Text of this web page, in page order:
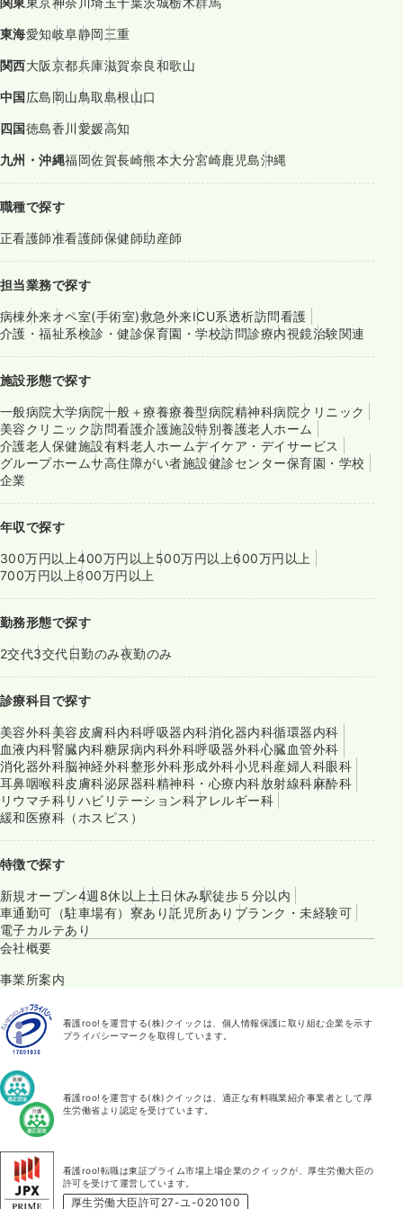
東海愛知岐阜静岡三重
関西大阪京都兵庫滋賀奈良和歌山
中国 広島 岡山鳥取島根山口
四国徳島香川 愛媛高知
九州・沖縄福岡佐賀長崎熊本大分宮崎鹿児島沖縄
職種で探す
正看護師准看護師保健師助産師
担当業務で探す
病棟外来オペ室(手術室)救急外来ICU系透析訪問看護
介護・福祉系検診・健診保育園・学校訪問診療内視鏡治験関連
施設形態で探す
一般病院大学病院一般＋療養療養型病院精神科病院クリニック
美容クリニック訪問看護介護施設特別養護老人ホーム
介護老人保健施設有料老人ホームデイケア・デイサービス
グループホームサ高住障がい者施設健診センター保育園・学校
企業
年収で探す
300万円以上400万円以上500万円以上600万円以上
700万円以上800万円以上
勤務形態で探す
2交代3交代日勤のみ夜勤のみ
診療科目で探す
美容外科美容皮膚科内科呼吸器内科消化器内科循環器内科
血液内科腎臓内科糖尿病内科外科呼吸器外科心臓血管外科
消化器外科脳神経外科整形外科形成外科小児科産婦人科眼科
耳鼻咽喉科皮膚科泌尿器科精神科・心療内科放射線科麻酔科
リウマチ科リハビリテーション科アレルギー科
緩和医療科（ホスピス）
特徴で探す
新規オープン4週8休以上土日休み駅徒歩５分以内
車通勤可（駐車場有） 寮あり託児所あり ブランク・未経験可
電子カルテあり
会社概要
事業所案内
看護roo!を運営する(株)クイックは、個人情報保護に取り組む企業を示す
プライバシーマークを取得しています。
看護roo!を運営する(株)クイックは、適正な有料職業紹介事業者として厚
生労働省より認定を受けています。
看護roo!転職は東証プライム市場上場企業のクイックが、厚生労働大臣の
許可を受けて運営しています。
厚生労働大臣許可27-ユ-020100